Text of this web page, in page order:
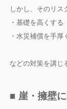
しかし、そのリス
・基礎を高くする
・水災補償を手厚
などの対策を講じ
■ 崖・擁壁